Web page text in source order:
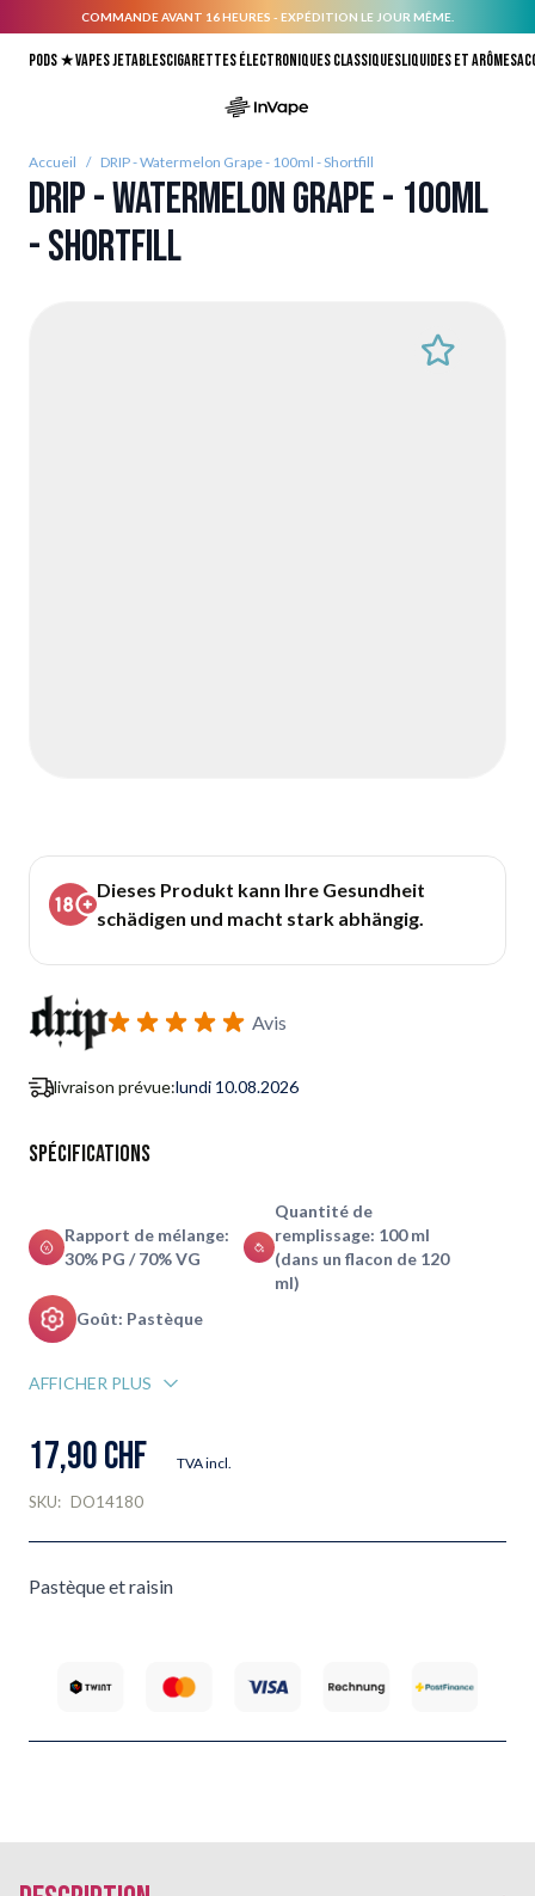
COMMANDE AVANT 16 HEURES - EXPÉDITION LE JOUR MÊME.
Pods ★Vapes jetablesCigarettes électroniques classiquesLiquides et arômes
Accueil / DRIP - Watermelon Grape - 100ml - Shortfill
DRIP - Watermelon Grape - 100ml
- Shortfill
Dieses Produkt kann Ihre Gesundheit
schädigen und macht stark abhängig.
Avis
livraison prévue:lundi 10.08.2026
Spécifications
Rapport de mélange:
30% PG / 70% VG
Quantité de
remplissage: 100 ml
(dans un flacon de 120
ml)
Goût: Pastèque
AFFICHER PLUS
17,90 CHF TVA incl.
SKU: DO14180
Pastèque et raisin